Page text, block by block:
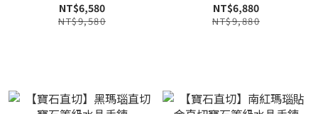
NT$6,580
NT$9,580
NT$6,880
NT$9,880